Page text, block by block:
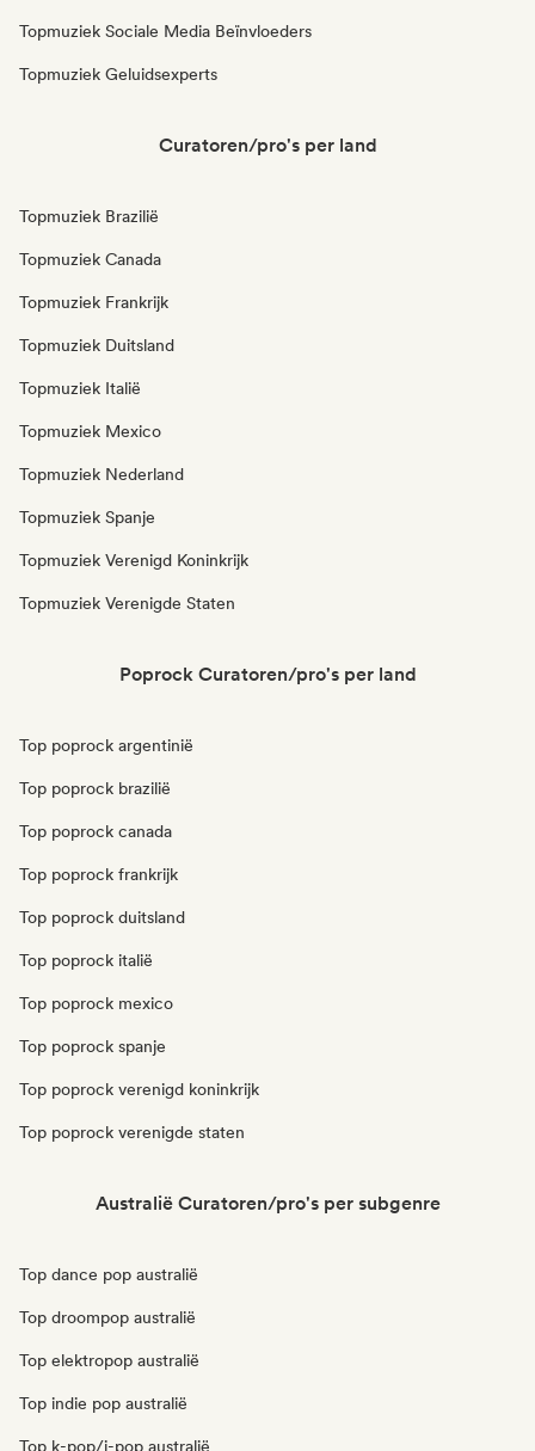
Topmuziek Sociale Media Beïnvloeders
Topmuziek Geluidsexperts
Curatoren/pro's per land
Topmuziek Brazilië
Topmuziek Canada
Topmuziek Frankrijk
Topmuziek Duitsland
Topmuziek Italië
Topmuziek Mexico
Topmuziek Nederland
Topmuziek Spanje
Topmuziek Verenigd Koninkrijk
Topmuziek Verenigde Staten
Poprock Curatoren/pro's per land
Top poprock argentinië
Top poprock brazilië
Top poprock canada
Top poprock frankrijk
Top poprock duitsland
Top poprock italië
Top poprock mexico
Top poprock spanje
Top poprock verenigd koninkrijk
Top poprock verenigde staten
Australië Curatoren/pro's per subgenre
Top dance pop australië
Top droompop australië
Top elektropop australië
Top indie pop australië
Top k-pop/j-pop australië